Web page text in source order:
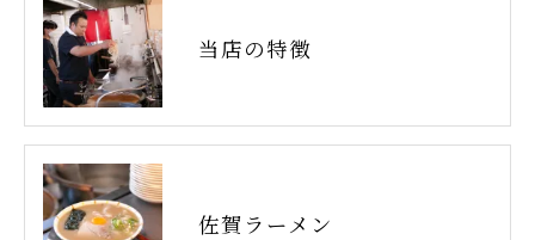
当店の特徴
佐賀ラーメン